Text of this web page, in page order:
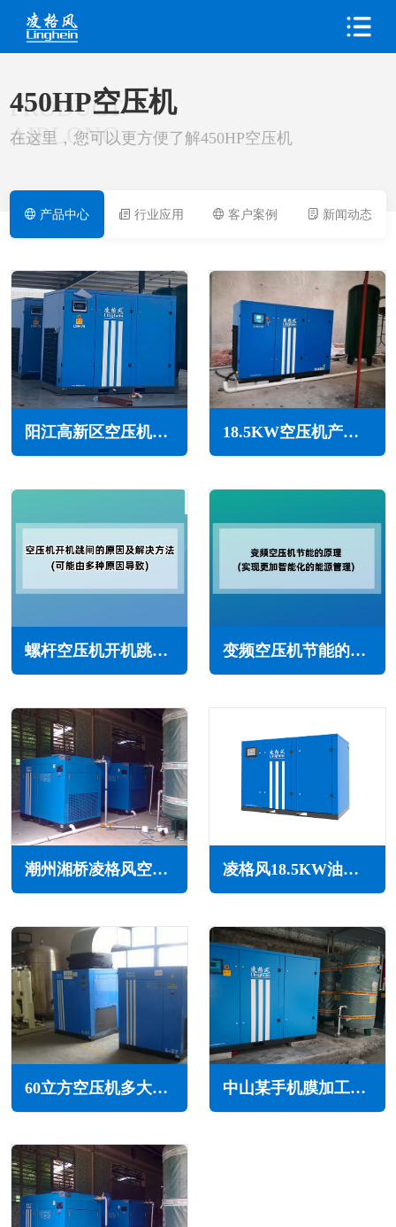
PRODUCT
AIRLONG
450HP空压机
在这里，您可以更方便了解450HP空压机
产品中心 行业应用 客户案例 新闻动态
阳江高新区空压机维修保养 18.5KW空压机产气量(18.5KW螺杆空压机能达到几个压力)
螺杆空压机开机跳闸的常见原因及解决方法(可能由多种原因导致) 变频空压机节能的原理(实现更加智能化的能源管理)
潮州湘桥凌格风空压机维修保养售后服务电话 凌格风18.5KW油冷永磁变频空压机LSH系列
60立方空压机多大功率(60立方空压机多少公斤压力) 中山某手机膜加工厂使用凌格风永磁变频空压机